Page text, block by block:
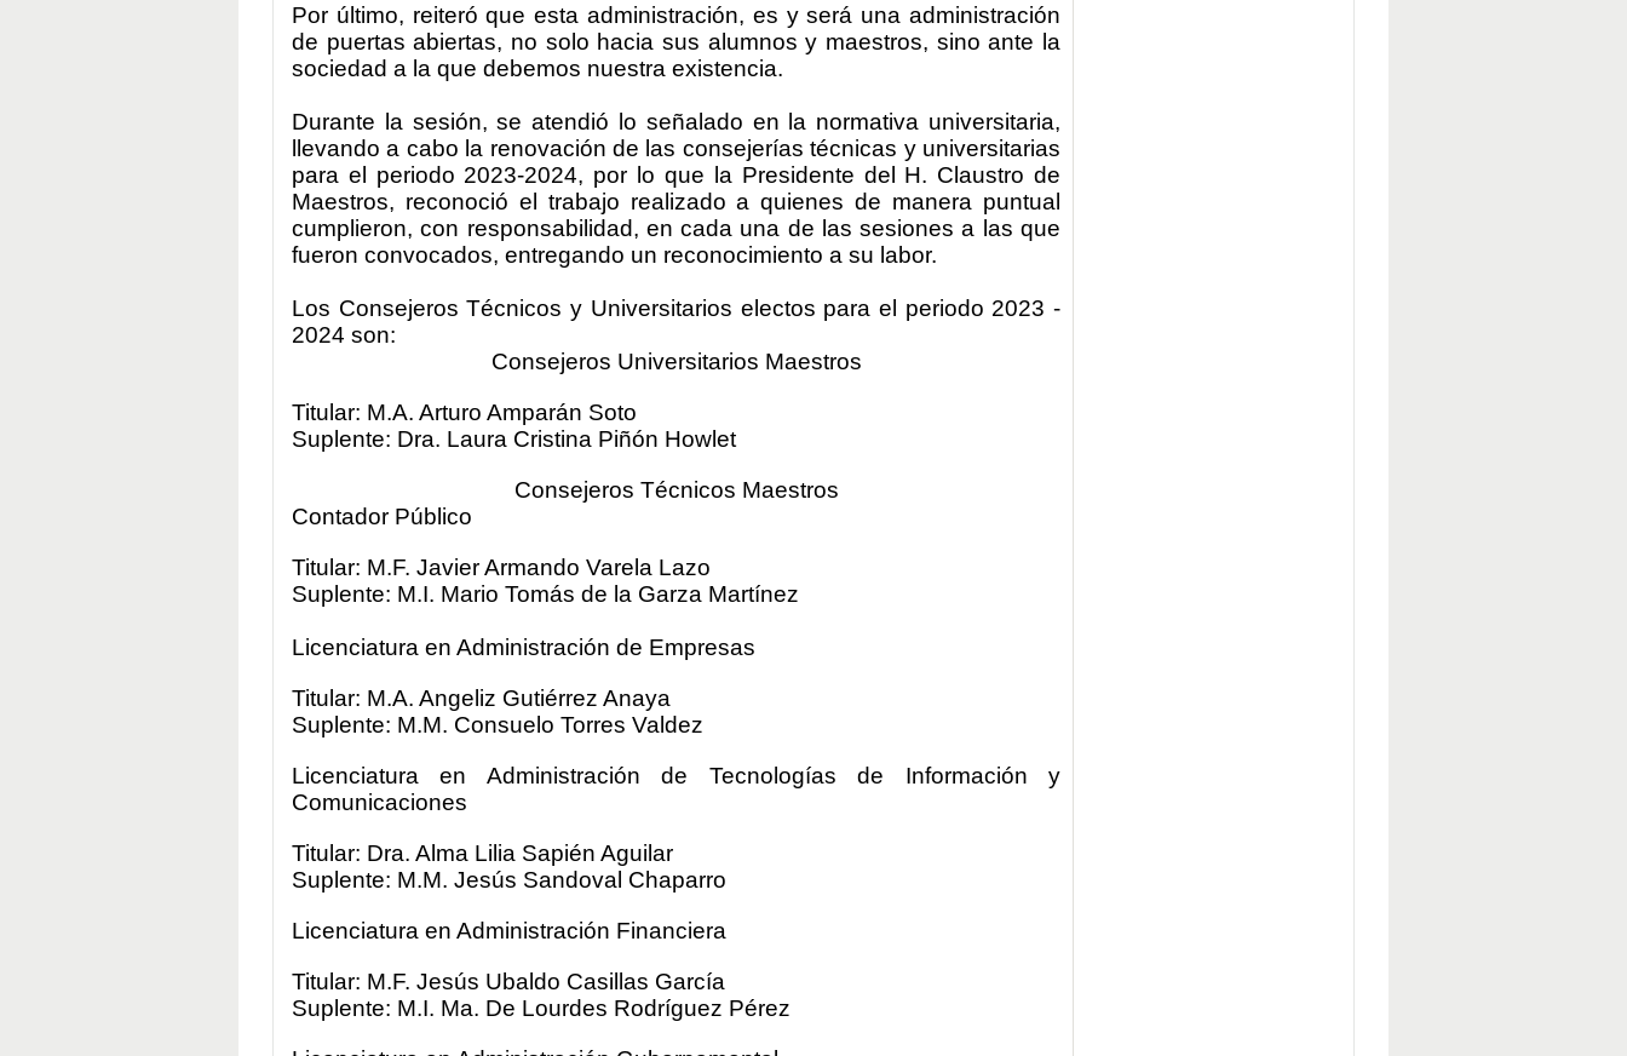
Por último, reiteró que esta administración, es y será una administración
de puertas abiertas, no solo hacia sus alumnos y maestros, sino ante la
sociedad a la que debemos nuestra existencia.
Durante la sesión, se atendió lo señalado en la normativa universitaria,
llevando a cabo la renovación de las consejerías técnicas y universitarias
para el periodo 2023-2024, por lo que la Presidente del H. Claustro de
Maestros, reconoció el trabajo realizado a quienes de manera puntual
cumplieron, con responsabilidad, en cada una de las sesiones a las que
fueron convocados, entregando un reconocimiento a su labor.
Los Consejeros Técnicos y Universitarios electos para el periodo 2023 -
2024 son:
Consejeros Universitarios Maestros
Titular: M.A. Arturo Amparán Soto
Suplente: Dra. Laura Cristina Piñón Howlet
Consejeros Técnicos Maestros
Contador Público
Titular: M.F. Javier Armando Varela Lazo
Suplente: M.I. Mario Tomás de la Garza Martínez
Licenciatura en Administración de Empresas
Titular: M.A. Angeliz Gutiérrez Anaya
Suplente: M.M. Consuelo Torres Valdez
Licenciatura en Administración de Tecnologías de Información y
Comunicaciones
Titular: Dra. Alma Lilia Sapién Aguilar
Suplente: M.M. Jesús Sandoval Chaparro
Licenciatura en Administración Financiera
Titular: M.F. Jesús Ubaldo Casillas García
Suplente: M.I. Ma. De Lourdes Rodríguez Pérez